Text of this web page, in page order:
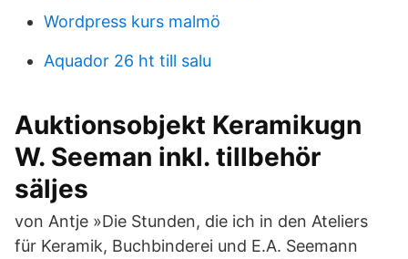
Wordpress kurs malmö
Aquador 26 ht till salu
Auktionsobjekt Keramikugn
W. Seeman inkl. tillbehör
säljes
von Antje »Die Stunden, die ich in den Ateliers
für Keramik, Buchbinderei und E.A. Seemann